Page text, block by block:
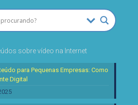
sobre vídeo na Internet
para Pequenas Empresas: Como
Digital